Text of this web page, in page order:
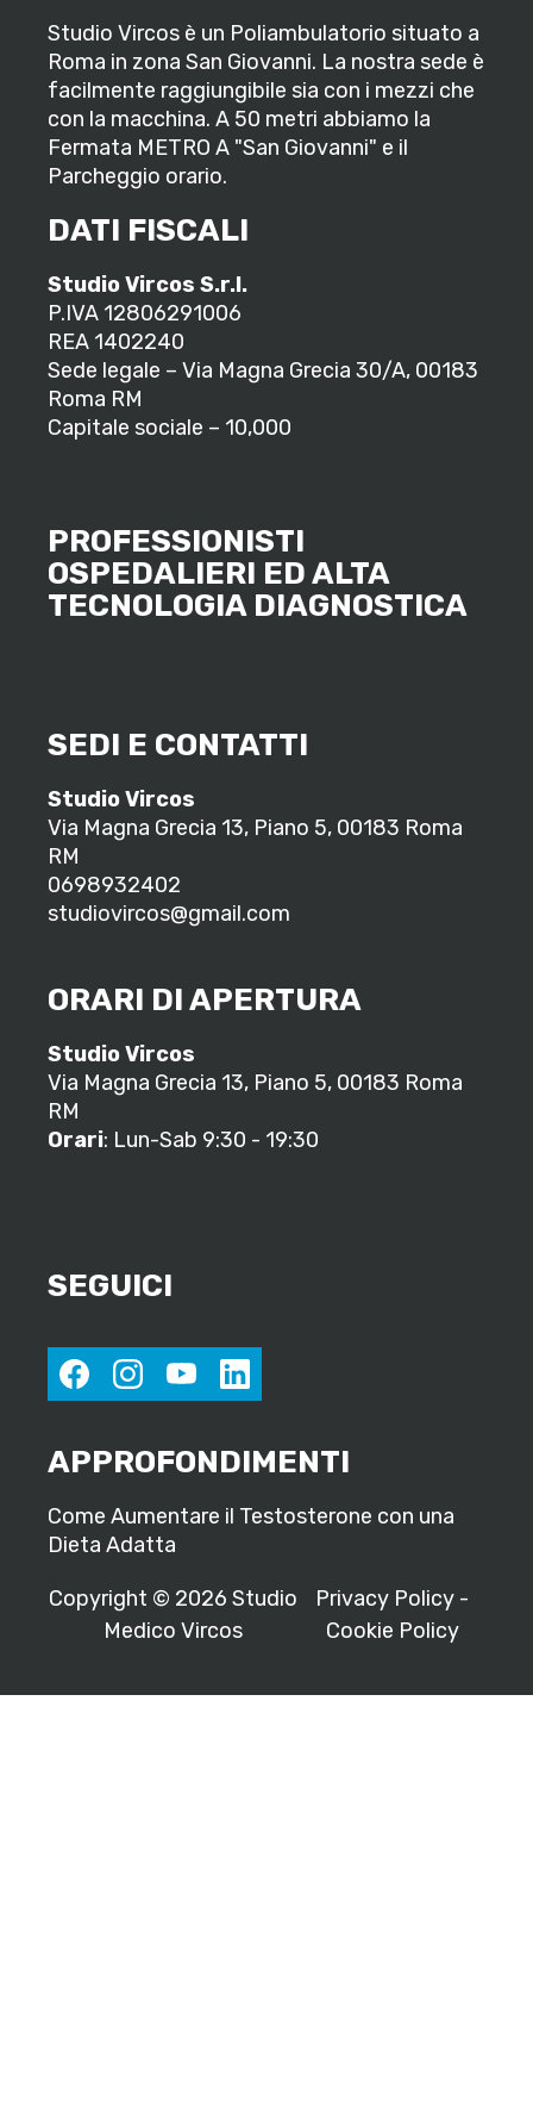
Studio Vircos è un Poliambulatorio situato a
Roma in zona San Giovanni. La nostra sede è
facilmente raggiungibile sia con i mezzi che
con la macchina. A 50 metri abbiamo la
Fermata METRO A "San Giovanni" e il
Parcheggio orario.
DATI FISCALI
Studio Vircos S.r.l.
P.IVA 12806291006
REA 1402240
Sede legale – Via Magna Grecia 30/A, 00183
Roma RM
Capitale sociale – 10,000
PROFESSIONISTI
OSPEDALIERI ED ALTA
TECNOLOGIA DIAGNOSTICA
SEDI E CONTATTI
Studio Vircos
Via Magna Grecia 13, Piano 5, 00183 Roma
RM
0698932402
studiovircos@gmail.com
ORARI DI APERTURA
Studio Vircos
Via Magna Grecia 13, Piano 5, 00183 Roma
RM
Orari: Lun-Sab 9:30 - 19:30
SEGUICI
facebookinstagramyoutubelinkedin
APPROFONDIMENTI
Come Aumentare il Testosterone con una
Dieta Adatta
Copyright © 2026 Studio
Medico Vircos
Privacy Policy -
Cookie Policy